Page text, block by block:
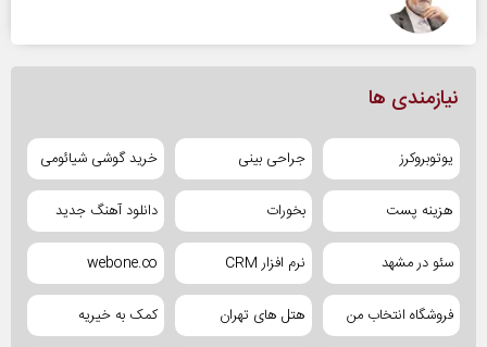
نیازمندی ها
یوتوبروکرز جراحی بینی خرید گوشی شیائومی
هزینه پست بخورات دانلود آهنگ جدید
سئو در مشهد نرم افزار CRM webone.co
فروشگاه انتخاب من هتل های تهران کمک به خیریه